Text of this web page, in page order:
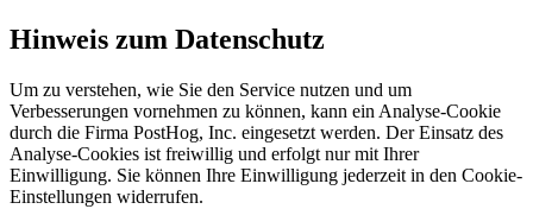
Hinweis zum Datenschutz
Um zu verstehen, wie Sie den Service nutzen und um
Verbesserungen vornehmen zu können, kann ein Analyse-Cookie
durch die Firma PostHog, Inc. eingesetzt werden. Der Einsatz des
Analyse-Cookies ist freiwillig und erfolgt nur mit Ihrer
Einwilligung. Sie können Ihre Einwilligung jederzeit in den Cookie-
Einstellungen widerrufen.